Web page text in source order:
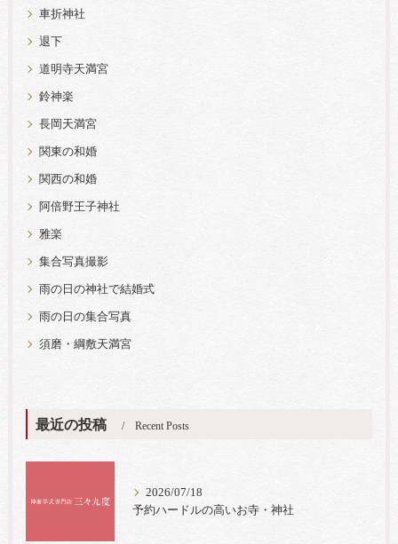
車折神社
退下
道明寺天満宮
鈴神楽
長岡天満宮
関東の和婚
関西の和婚
阿倍野王子神社
雅楽
集合写真撮影
雨の日の神社で結婚式
雨の日の集合写真
須磨・綱敷天満宮
最近の投稿 Recent Posts
2026/07/18
予約ハードルの高いお寺・神社